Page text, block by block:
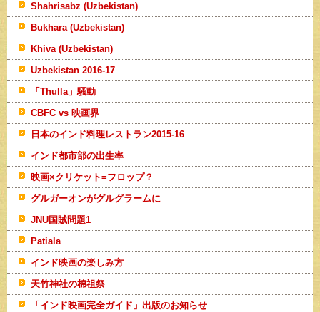
Shahrisabz (Uzbekistan)
Bukhara (Uzbekistan)
Khiva (Uzbekistan)
Uzbekistan 2016-17
「Thulla」騒動
CBFC vs 映画界
日本のインド料理レストラン2015-16
インド都市部の出生率
映画×クリケット=フロップ？
グルガーオンがグルグラームに
JNU国賊問題1
Patiala
インド映画の楽しみ方
天竹神社の棉祖祭
「インド映画完全ガイド」出版のお知らせ